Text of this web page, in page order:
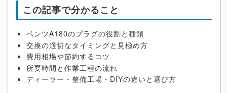
この記事で分かること
ベンツA180のプラグの役割と種類
交換の適切なタイミングと見極め方
費用相場や節約するコツ
所要時間と作業工程の流れ
ディーラー・整備工場・DIYの違いと選び方